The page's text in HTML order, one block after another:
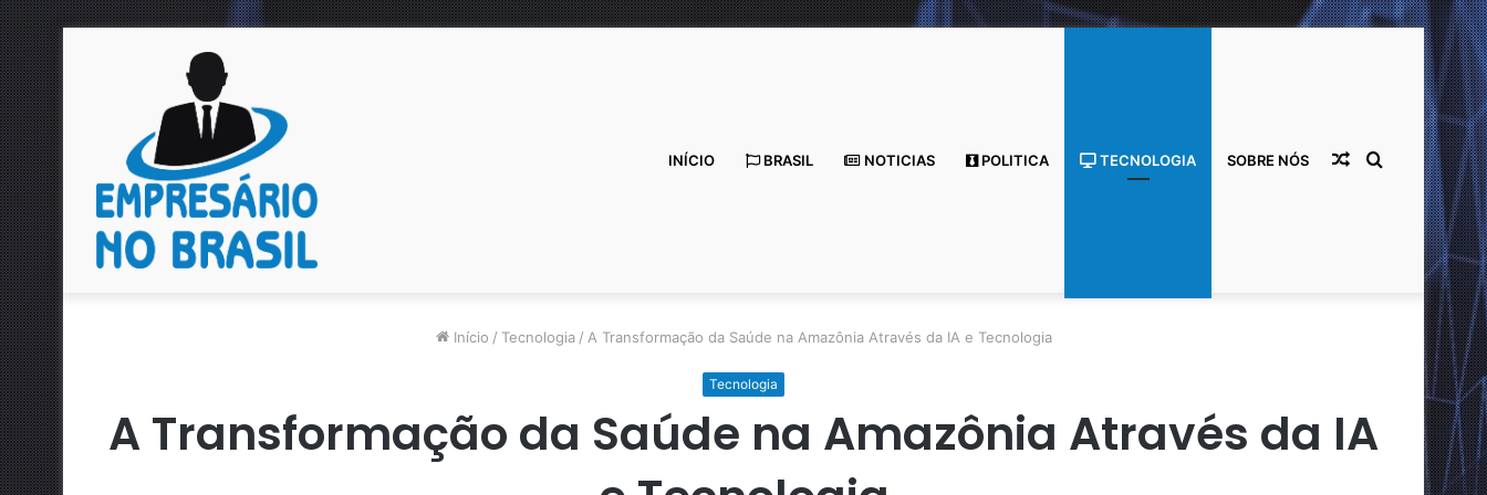
INÍCIO BRASIL NOTICIAS POLITICA TECNOLOGIA SOBRE NÓS Procurar
Artigo
aleatório
Início / Tecnologia / A Transformação da Saúde na Amazônia Através da IA e Tecnologia
Tecnologia
A Transformação da Saúde na Amazônia Através da IA